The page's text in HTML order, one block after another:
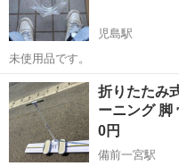
児島駅
未使用品です。
岡山 倉敷市 児島駅
折りたたみ
ーニング
0円
備前一宮駅